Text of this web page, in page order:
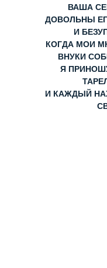
ВАША
ДОВОЛЬНЫ
И
КОГДА МОИ
ВНУКИ
Я
И КАЖДЫЙ